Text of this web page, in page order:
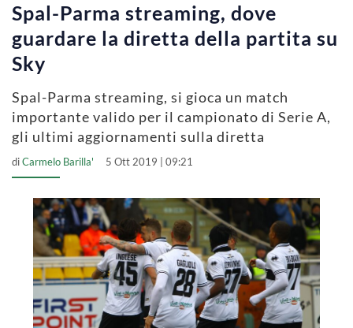
Spal-Parma streaming, dove
guardare la diretta della partita su
Sky
Spal-Parma streaming, si gioca un match
importante valido per il campionato di Serie A,
gli ultimi aggiornamenti sulla diretta
diCarmelo Barilla' 5 Ott 2019 | 09:21